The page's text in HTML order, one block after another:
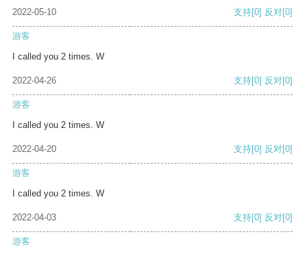
2022-05-10 支持[0] 反对[0]
游客
I called you 2 times. W
2022-04-26 支持[0] 反对[0]
游客
I called you 2 times. W
2022-04-20 支持[0] 反对[0]
游客
I called you 2 times. W
2022-04-03 支持[0] 反对[0]
游客